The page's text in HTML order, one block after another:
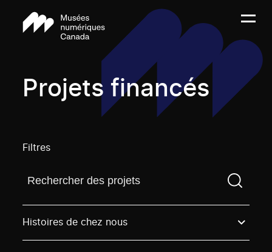
Projets financés
Filtres
Trouvez un projetVous devez saisir un terme de
Histoires de chez nous